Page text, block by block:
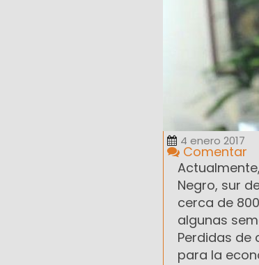
4 enero 2017
Comentar
Negro, sur
cerca de
algunas
Perdidas de
para la